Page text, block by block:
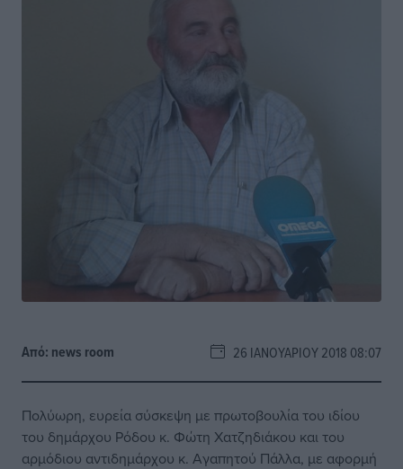
Από: news room 26 ΙΑΝΟΥΑΡΊΟΥ 2018 08:07
Πολύωρη, ευρεία σύσκεψη με πρωτοβουλία του ιδίου
του δημάρχου Ρόδου κ. Φώτη Χατζηδιάκου και του
αρμόδιου αντιδημάρχου κ. Αγαπητού Πάλλα, με αφορμή